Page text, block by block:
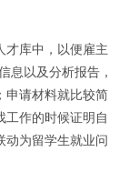
才库中，以便雇主
息以及分析报告，
申请材料就比较简
工作的时候证明自
动为留学生就业问